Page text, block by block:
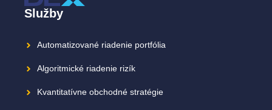
Služby
Automatizované riadenie portfólia
Algoritmické riadenie rizík
Kvantitatívne obchodné stratégie